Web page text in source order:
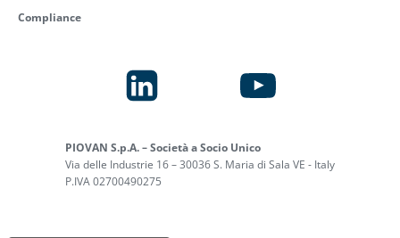
PIOVAN S.p.A. – Società a Socio Unico
Via delle Industrie 16 – 30036 S. Maria di Sala VE - Italy
P.IVA 02700490275
Compliance